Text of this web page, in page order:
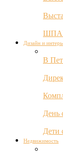
Дизайн и
В
День
Дети
Недвижимость